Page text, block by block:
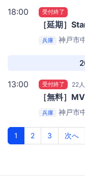
18:00 受付終了
［延期］
兵庫
神戸市
13:00 受付終了 22
［無料］
兵庫
神戸市
1
2 3 次へ